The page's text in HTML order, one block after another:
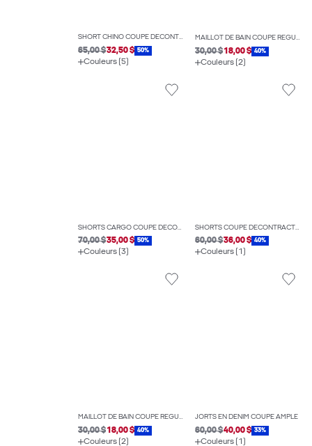
SHORT CHINO COUPE DÉCONTRACTÉE
65,00 $32,50 $ 50%
Couleurs (5)
MAILLOT DE BAIN COUPE RÉGULIÈRE
30,00 $18,00 $ 40%
Couleurs (2)
SHORTS CARGO COUPE DÉCONTRACTÉE
70,00 $35,00 $ 50%
Couleurs (3)
SHORTS COUPE DÉCONTRACTÉE
60,00 $36,00 $ 40%
Couleurs (1)
MAILLOT DE BAIN COUPE RÉGULIÈRE
30,00 $18,00 $ 40%
Couleurs (2)
JORTS EN DENIM COUPE AMPLE
60,00 $40,00 $ 33%
Couleurs (1)